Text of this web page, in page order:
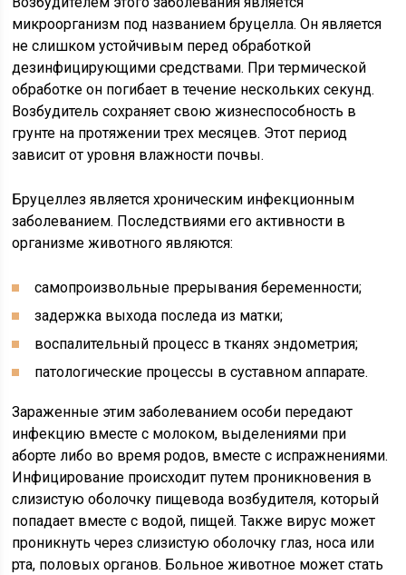
микроорганизм под названием бруцелла. Он является
не слишком устойчивым перед обработкой
дезинфицирующими средствами. При термической
обработке он погибает в течение нескольких секунд.
Возбудитель сохраняет свою жизнеспособность в
грунте на протяжении трех месяцев. Этот период
зависит от уровня влажности почвы.
Бруцеллез является хроническим инфекционным
заболеванием. Последствиями его активности в
организме животного являются:
самопроизвольные прерывания беременности;
задержка выхода последа из матки;
воспалительный процесс в тканях эндометрия;
патологические процессы в суставном аппарате.
Зараженные этим заболеванием особи передают
инфекцию вместе с молоком, выделениями при
аборте либо во время родов, вместе с испражнениями.
Инфицирование происходит путем проникновения в
слизистую оболочку пищевода возбудителя, который
попадает вместе с водой, пищей. Также вирус может
проникнуть через слизистую оболочку глаз, носа или
рта, половых органов. Больное животное может стать